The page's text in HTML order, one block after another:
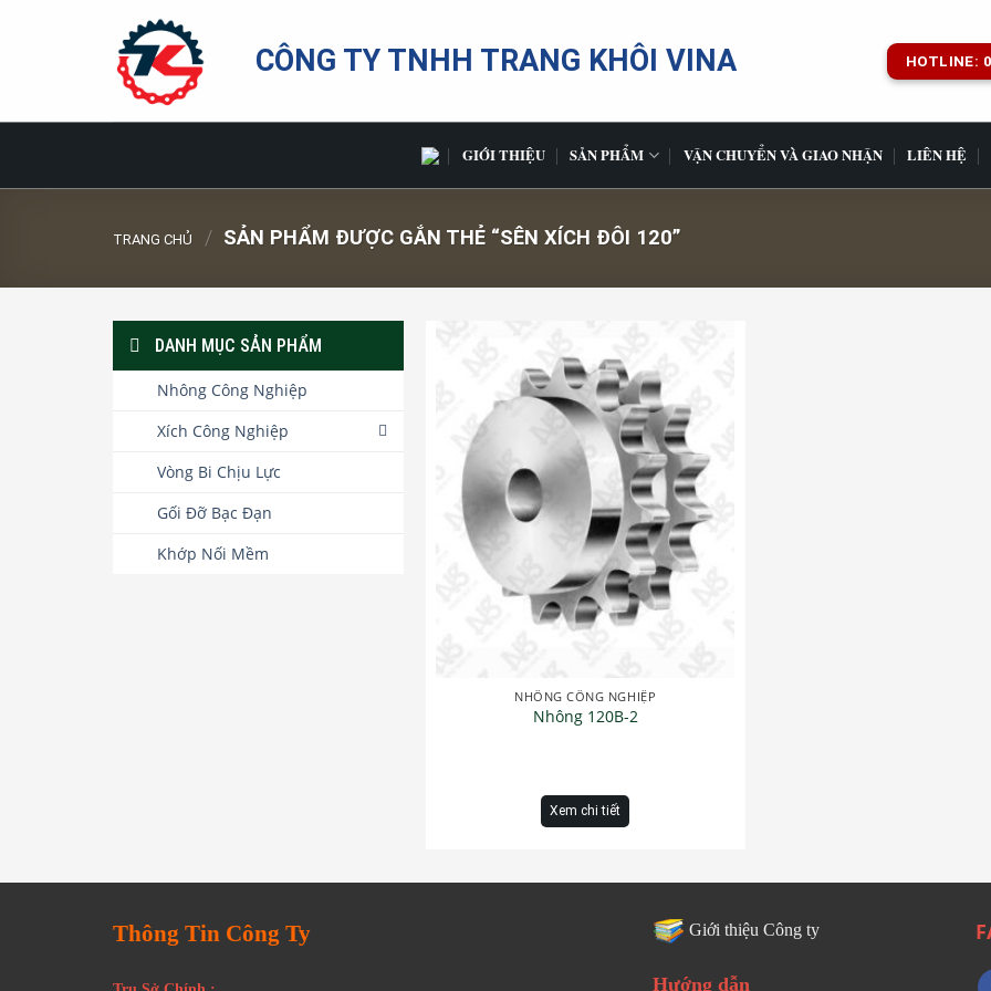
CÔNG TY TNHH TRANG KHÔI VINA HOTLINE:
GIỚI THIỆU SẢN PHẨM VẬN CHUYỂN VÀ GIAO NHẬN LIÊN HỆ
TRANG CHỦ / SẢN PHẨM ĐƯỢC GẮN THẺ “SÊN XÍCH ĐÔI 120”
DANH MỤC SẢN PHẨM
Nhông Công Nghiệp
Xích Công Nghiệp
Vòng Bi Chịu Lực
Gối Đỡ Bạc Đạn
Khớp Nối Mềm
NHÔNG CÔNG NGHIỆP
Nhông 120B-2
Xem chi tiết
Thông Tin Công Ty Giới thiệu Công ty
Hướng dẫn